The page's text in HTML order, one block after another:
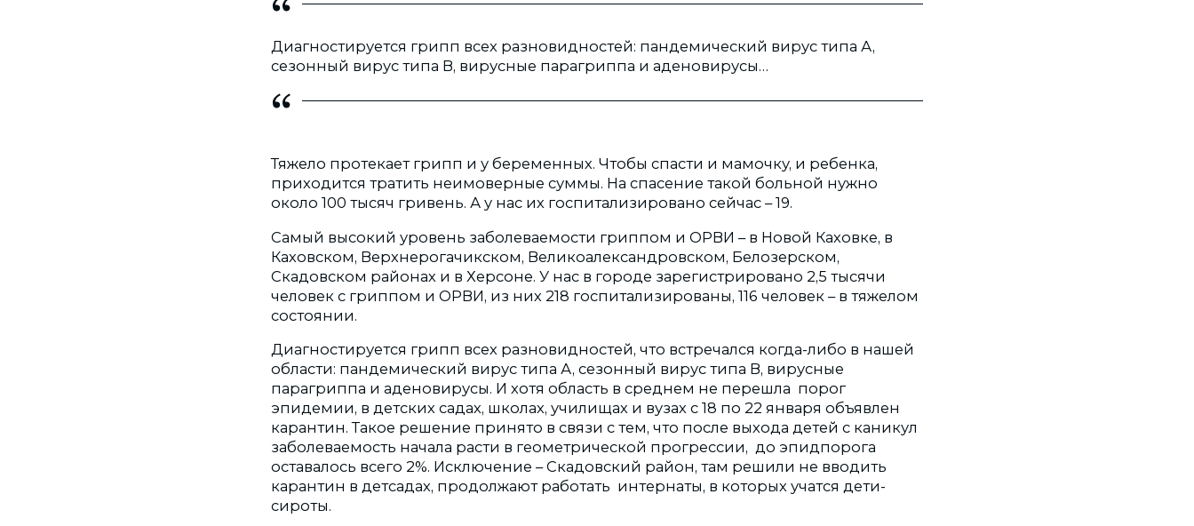
Диагностируется грипп всех разновидностей: пандемический вирус типа А,
сезонный вирус типа В, вирусные парагриппа и аденовирусы…
Тяжело протекает грипп и у беременных. Чтобы спасти и мамочку, и ребенка,
приходится тратить неимоверные суммы. На спасение такой больной нужно
около 100 тысяч гривень. А у нас их госпитализировано сейчас – 19.
Самый высокий уровень заболеваемости гриппом и ОРВИ – в Новой Каховке, в
Каховском, Верхнерогачикском, Великоалександровском, Белозерском,
Скадовском районах и в Херсоне. У нас в городе зарегистрировано 2,5 тысячи
человек с гриппом и ОРВИ, из них 218 госпитализированы, 116 человек – в тяжелом
состоянии.
Диагностируется грипп всех разновидностей, что встречался когда-либо в нашей
области: пандемический вирус типа А, сезонный вирус типа В, вирусные
парагриппа и аденовирусы. И хотя область в среднем не перешла порог
эпидемии, в детских садах, школах, училищах и вузах с 18 по 22 января объявлен
карантин. Такое решение принято в связи с тем, что после выхода детей с каникул
заболеваемость начала расти в геометрической прогрессии, до эпидпорога
оставалось всего 2%. Исключение – Скадовский район, там решили не вводить
карантин в детсадах, продолжают работать интернаты, в которых учатся дети-
сироты.